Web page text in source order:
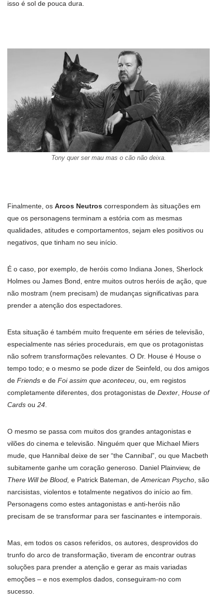
isso é sol de pouca dura.
Tony quer ser mau mas o cão não deixa.
Finalmente, os Arcos Neutros correspondem às situações em
que os personagens terminam a estória com as mesmas
qualidades, atitudes e comportamentos, sejam eles positivos ou
negativos, que tinham no seu início.
É o caso, por exemplo, de heróis como Indiana Jones, Sherlock
Holmes ou James Bond, entre muitos outros heróis de ação, que
não mostram (nem precisam) de mudanças significativas para
prender a atenção dos espectadores.
Esta situação é também muito frequente em séries de televisão,
especialmente nas séries procedurais, em que os protagonistas
não sofrem transformações relevantes. O Dr. House é House o
tempo todo; e o mesmo se pode dizer de Seinfeld, ou dos amigos
de Friends e de Foi assim que aconteceu , ou, em registos
completamente diferentes, dos protagonistas de Dexter House of
Cards ou 24
O mesmo se passa com muitos dos grandes antagonistas e
vilões do cinema e televisão. Ninguém quer que Michael Miers
mude, que Hannibal deixe de ser “the Cannibal”, ou que Macbeth
subitamente ganhe um coração generoso. Daniel Plainview, de
There Will be Blood, e Patrick Bateman, de American Psycho , são
narcisistas, violentos e totalmente negativos do início ao fim.
Personagens como estes antagonistas e anti-heróis não
precisam de se transformar para ser fascinantes e intemporais.
Mas, em todos os casos referidos, os autores, desprovidos do
trunfo do arco de transformação, tiveram de encontrar outras
soluções para prender a atenção e gerar as mais variadas
emoções – e nos exemplos dados, conseguiram-no com
sucesso.